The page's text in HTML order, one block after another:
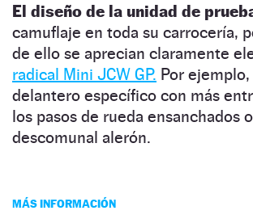
El diseño de la unidad de
camuflaje en toda su carrocería,
de ello se aprecian claramente
radical Mini JCW GP. Por
delantero específico con más
los pasos de rueda ensanchados
descomunal alerón.
MÁS INFORMACIÓN